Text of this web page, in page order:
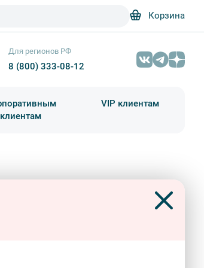
Корзина
Для регионов РФ
8 (800) 333-08-12
клиентам
VIP клиентам